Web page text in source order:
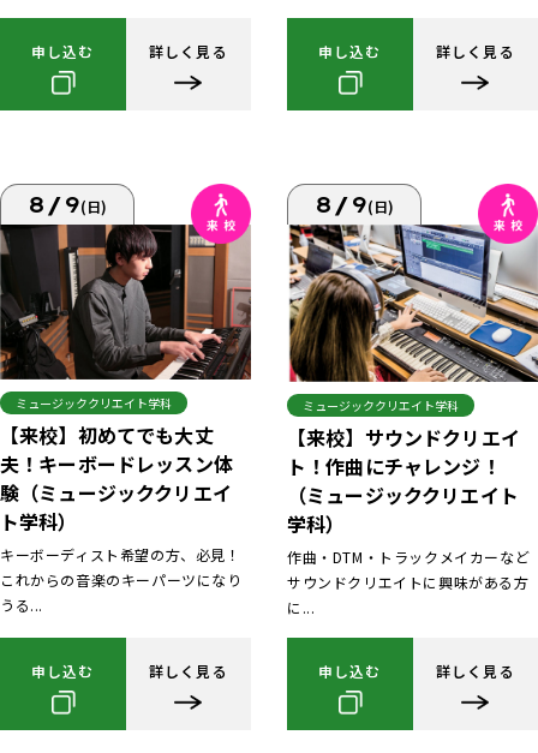
申し込む 詳しく見る 申し込む 詳しく見る
8/9(日)
ミュージッククリエイト学科
【来校】初めてでも大丈
夫！キーボードレッスン体
験（ミュージッククリエイ
ト学科）
キーボーディスト希望の方、必見！
これからの音楽のキーパーツになり
うる...
申し込む 詳しく見る
8/9(日)
ミュージッククリエイト学科
【来校】サウンドクリエイ
ト！作曲にチャレンジ！
（ミュージッククリエイト
学科）
作曲・DTM・トラックメイカーなど
サウンドクリエイトに興味がある方
に...
申し込む 詳しく見る